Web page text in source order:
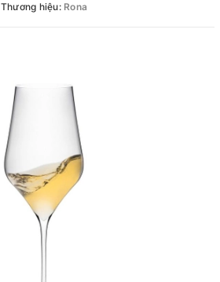
Thương hiệu: Rona